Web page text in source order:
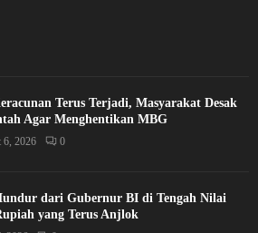
Terus Terjadi, Masyarakat Desak
Agar Menghentikan MBG
6, 2026 0
dari Gubernur BI di Tengah Nilai
yang Terus Anjlok